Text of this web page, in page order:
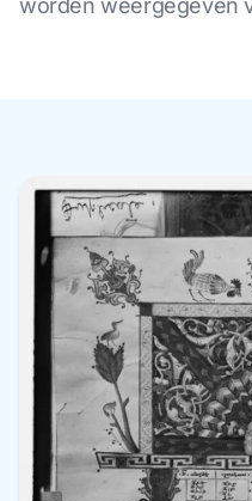
worden weergegeven